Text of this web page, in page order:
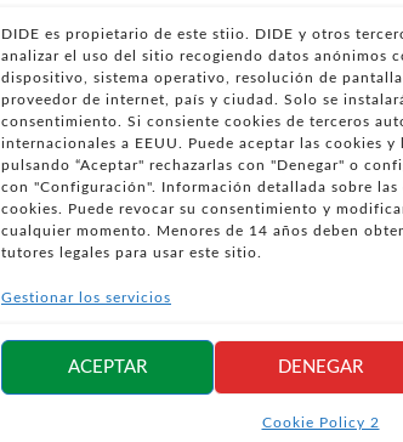
DIDE es propietario de este stiio. DIDE y otros
analizar el uso del sitio recogiendo datos anónimos
dispositivo, sistema operativo, resolución de
proveedor de internet, país y ciudad. Solo se
consentimiento. Si consiente cookies de terceros
internacionales a EEUU. Puede aceptar las cookies y
pulsando “Aceptar" rechazarlas con "Denegar" o
con "Configuración". Información detallada sobre
cookies. Puede revocar su consentimiento y
cualquier momento. Menores de 14 años deben
tutores legales para usar este sitio.
Gestionar los servicios
ACEPTAR DENEGAR
Cookie Policy 2
Síguenos
redes